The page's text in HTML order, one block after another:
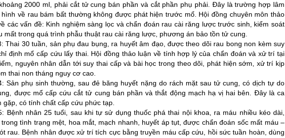
2000 ml, phải cắt tử cung bán phần và cắt phần phụ phải. Đây là trường hợp lâm
hình về rau bám bất thường không được phát hiện trước mổ. Hội đồng chuyên môn thảo
các vấn đề: Kinh nghiệm sàng lọc và chẩn đoán rau cài răng lược trước sinh, kiểm soát
mất trong quá trình phẫu thuật rau cài răng lược, phương án bảo tồn tử cung.
Thai 30 tuần, sản phụ đau bụng, ra huyết âm đạo, được theo dõi rau bong non kèm suy
định mổ cấp cứu lấy thai. Hội đồng thảo luận về tính hợp lý của chẩn đoán và xử trí tại
nguyên nhân dẫn tới suy thai cấp và bài học trong theo dõi, phát hiện sớm, xử trí kịp
thai non tháng nguy cơ cao.
Sản phụ sinh thường, sau đẻ băng huyết nặng do rách mặt sau tử cung, có dịch tự do
được mổ cấp cứu cắt tử cung bán phần và thắt động mạch hạ vị hai bên. Đây là ca
gặp, có tính chất cấp cứu phức tạp.
Bệnh nhân 25 tuổi, sau khi tự sử dụng thuốc phá thai nội khoa, ra máu nhiều kéo dài,
trong tình trạng mệt, hoa mắt, mạch nhanh, huyết áp tụt, được chẩn đoán sốc mất máu –
rau. Bệnh nhân được xử trí tích cực bằng truyền máu cấp cứu, hồi sức tuần hoàn, dùng